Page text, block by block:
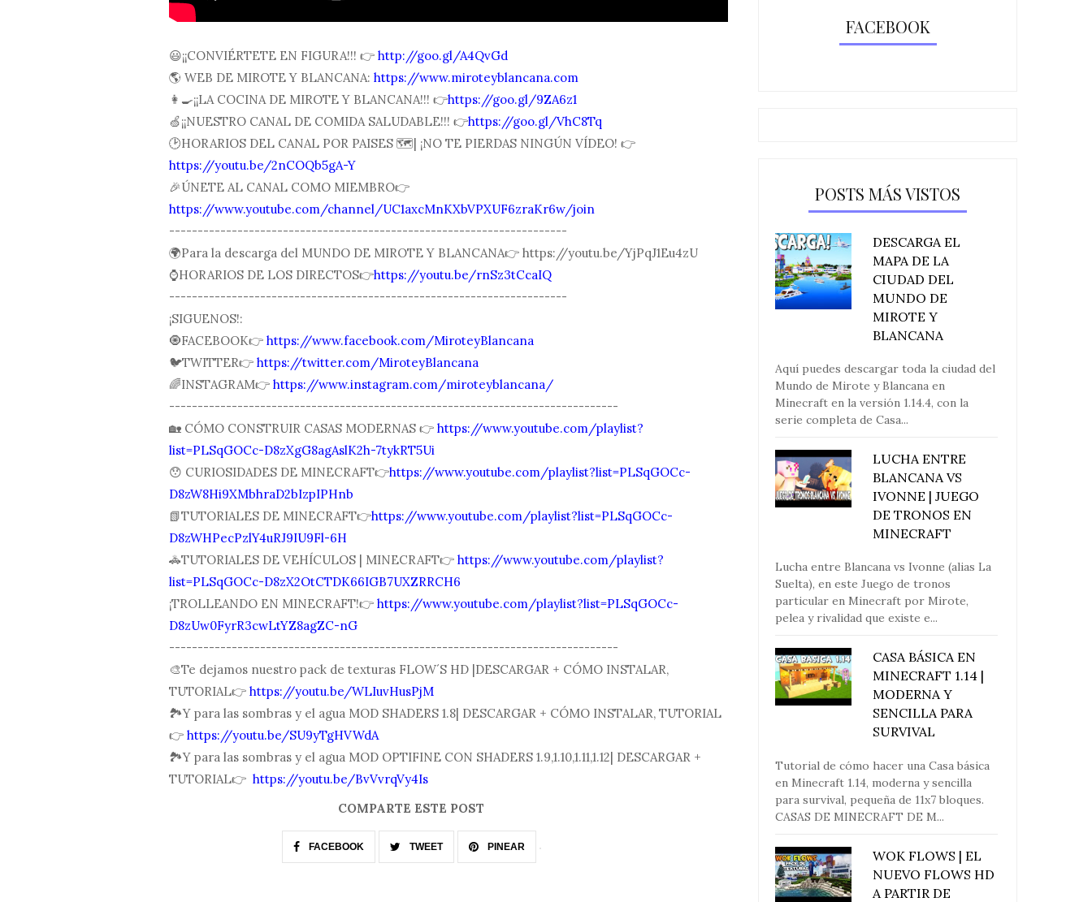
😃¡¡CONVIÉRTETE EN FIGURA!!! 👉 http://goo.gl/A4QvGd
🌎 WEB DE MIROTE Y BLANCANA:https://www.miroteyblancana.com
👩🍳¡¡LA COCINA DE MIROTE Y BLANCANA!!! 👉https://goo.gl/9ZA6z1
🍏¡¡NUESTRO CANAL DE COMIDA SALUDABLE!!! 👉https://goo.gl/VhC8Tq
🕑HORARIOS DEL CANAL POR PAISES 🗺| ¡NO TE PIERDAS NINGÚN VÍDEO! 👉
https://youtu.be/2nCOQb5gA-Y
🎉ÚNETE AL CANAL COMO MIEMBRO👉
https://www.youtube.com/channel/UC1axcMnKXbVPXUF6zraKr6w/join
----------------------------------------------------------------------
🌍Para la descarga del MUNDO DE MIROTE Y BLANCANA👉 https://youtu.be/YjPqJ1Eu4zU
⌚️HORARIOS DE LOS DIRECTOS👉https://youtu.be/rnSz3tCcaIQ
----------------------------------------------------------------------
¡SIGUENOS!:
🧿FACEBOOK👉https://www.facebook.com/MiroteyBlancana
🐦TWITTER👉https://twitter.com/MiroteyBlancana
🌈INSTAGRAM👉https://www.instagram.com/miroteyblancana/
-------------------------------------------------------------------------------
🏡 CÓMO CONSTRUIR CASAS MODERNAS 👉https://www.youtube.com/playlist?
list=PLSqGOCc-D8zXgG8agAslK2h-7tykRT5Ui
😯 CURIOSIDADES DE MINECRAFT👉https://www.youtube.com/playlist?list=PLSqGOCc-
D8zW8Hi9XMbhraD2bIzpIPHnb
📗TUTORIALES DE MINECRAFT👉https://www.youtube.com/playlist?list=PLSqGOCc-
D8zWHPecPzlY4uRJ9IU9Fl-6H
🚓TUTORIALES DE VEHÍCULOS | MINECRAFT👉https://www.youtube.com/playlist?
list=PLSqGOCc-D8zX2OtCTDK66IGB7UXZRRCH6
¡TROLLEANDO EN MINECRAFT!👉https://www.youtube.com/playlist?list=PLSqGOCc-
D8zUw0FyrR3cwLtYZ8agZC-nG
-------------------------------------------------------------------------------
🎨Te dejamos nuestro pack de texturas FLOW´S HD |DESCARGAR + CÓMO INSTALAR,
TUTORIAL👉 https://youtu.be/WLIuvHusPjM
🏞Y para las sombras y el agua MOD SHADERS 1.8| DESCARGAR + CÓMO INSTALAR, TUTORIAL
👉https://youtu.be/SU9yTgHVWdA
🏞Y para las sombras y el agua MOD OPTIFINE CON SHADERS 1.9,1.10,1.11,1.12| DESCARGAR +
TUTORIAL👉 https://youtu.be/BvVvrqVy4Is
COMPARTE ESTE POST
FACEBOOK TWEET PINEAR
FACEBOOK
POSTS MÁS VISTOS
DESCARGA EL
MAPA DE LA
CIUDAD DEL
MUNDO DE
MIROTE Y
BLANCANA
Aquí puedes descargar toda la ciudad del
Mundo de Mirote y Blancana en
Minecraft en la versión 1.14.4, con la
serie completa de Casa...
LUCHA ENTRE
BLANCANA VS
IVONNE | JUEGO
DE TRONOS EN
MINECRAFT
Lucha entre Blancana vs Ivonne (alias La
Suelta), en este Juego de tronos
particular en Minecraft por Mirote,
pelea y rivalidad que existe e...
CASA BÁSICA EN
MINECRAFT 1.14 |
MODERNA Y
SENCILLA PARA
SURVIVAL
Tutorial de cómo hacer una Casa básica
en Minecraft 1.14, moderna y sencilla
para survival, pequeña de 11x7 bloques.
CASAS DE MINECRAFT DE M...
WOK FLOWS | EL
NUEVO FLOWS HD
A PARTIR DE